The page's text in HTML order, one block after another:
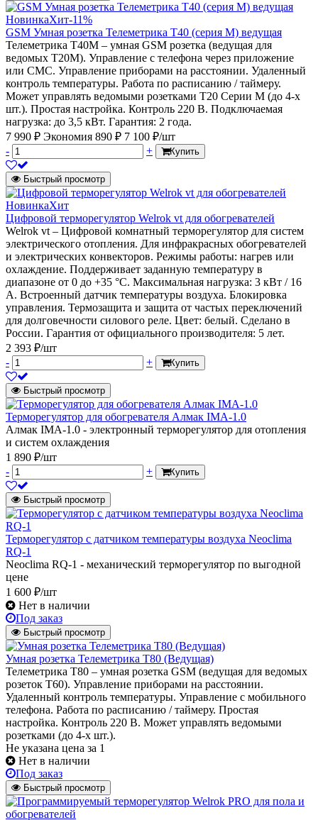
НовинкаХит-11%
GSM Умная розетка Телеметрика Т40 (серия М) ведущая
Телеметрика Т40М – умная GSM розетка (ведущая для
ведомых Т20М). Управление с телефона через приложение
или СМС. Управление приборами на расстоянии. Удаленный
контроль температуры. Работа по расписанию / таймеру.
Может управлять ведомыми розетками Т20 Серии М (до 4-х
шт.). Простая настройка. Контроль 220 В. Подключаемая
нагрузка: до 3,5 кВт. Гарантия: 2 года.
7 990 ₽ Экономия 890 ₽ 7 100 ₽/шт
-
+ Купить
Быстрый просмотр
НовинкаХит
Цифровой терморегулятор Welrok vt для обогревателей
Welrok vt – Цифровой комнатный терморегулятор для систем
электрического отопления. Для инфракрасных обогревателей
и электрических конвекторов. Режимы работы: нагрев или
охлаждение. Поддерживает заданную температуру в
диапазоне от 0 до +35 °С. Максимальная нагрузка: 3 кВт / 16
А. Встроенный датчик температуры воздуха. Блокировка
управления. Термозащита и защита от частых переключений
для долговечности силового реле. Цвет: белый. Сделано в
России. Гарантия от официального производителя: 5 лет.
2 393 ₽/шт
-
+ Купить
Быстрый просмотр
Терморегулятор для обогревателя Алмак IMA-1.0
Алмак IMA-1.0 - электронный терморегулятор для отопления
и систем охлаждения
1 890 ₽/шт
-
+ Купить
Быстрый просмотр
Терморегулятор с датчиком температуры воздуха Neoclima
RQ-1
Neoclima RQ-1 - механический терморегулятор по выгодной
цене
1 600 ₽/шт
Нет в наличии
Под заказ
Быстрый просмотр
Умная розетка Телеметрика Т80 (Ведущая)
Телеметрика Т80 – умная розетка GSM (ведущая для ведомых
розеток Т60). Управление приборами на расстоянии.
Удаленный контроль температуры. Управление с мобильного
телефона. Работа по расписанию / таймеру. Простая
настройка. Контроль 220 В. Может управлять ведомыми
розетками (до 4-х шт.).
Не указана цена за 1
Нет в наличии
Под заказ
Быстрый просмотр